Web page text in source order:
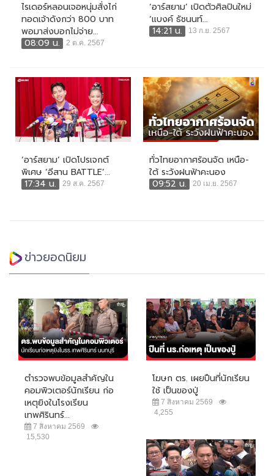
ไรเดอร์หลอนเจอหนุ่มสั่งไก่
ทอดเจ้าดังกว่า 800 บาท
พอมาส่งบอกไม่จ่าย...
08:09 น.
2 ต.ค. 2567
‘อาร์สยาม’ เปิดตัวศิลปินใหม่
‘แบงค์ ธัชนนท์...
14:21 น.
13 ก.ย. 2567
‘อาร์สยาม’ เปิดโปรเจกต์
พิเศษ ‘อีสาน BATTLE’...
17:34 น.
29 ส.ค. 2567
ทั่วไทยอากาศร้อนจัด เหนือ-
ใต้ ระวังฝนฟ้าคะนอง
09:52 น.
20 เม.ย. 2567
ข่าวยอดนิยม
ตำรวจพบข้อมูลสำคัญใน
คอมพิวเตอร์นักเรียน ก่อ
เหตุยิงในโรงเรียน
เทพศิรินทร์...
7 สิงหาคม 2569
15,530
โฆษก ตร. เผยปืนที่นักเรียน
ใช้ เป็นของปู่
7 สิงหาคม 2569
4,255